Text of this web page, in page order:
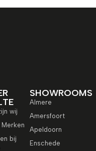
wij
Merken
bij
SHOWROOMS
Almere
Amersfoort
Apeldoorn
Enschede